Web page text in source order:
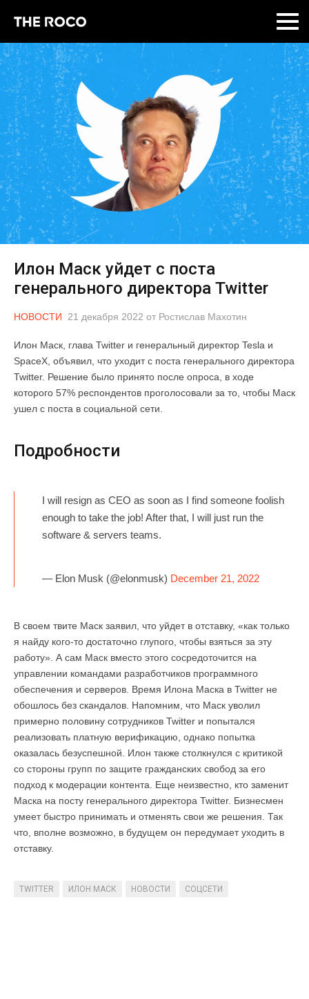
Илон Маск уйдет с поста
генерального директора Twitter
НОВОСТИ 21 декабря 2022 от Ростислав Махотин
Илон Маск, глава Twitter и генеральный директор Tesla и
SpaceX, объявил, что уходит с поста генерального директора
Twitter. Решение было принято после опроса, в ходе
которого 57% респондентов проголосовали за то, чтобы Маск
ушел с поста в социальной сети.
Подробности
I will resign as CEO as soon as I find someone foolish
enough to take the job! After that, I will just run the
software & servers teams.
— Elon Musk (@elonmusk) December 21, 2022
В своем твите Маск заявил, что уйдет в отставку, «как только
я найду кого-то достаточно глупого, чтобы взяться за эту
работу». А сам Маск вместо этого сосредоточится на
управлении командами разработчиков программного
обеспечения и серверов. Время Илона Маска в Twitter не
обошлось без скандалов. Напомним, что Маск уволил
примерно половину сотрудников Twitter и попытался
реализовать платную верификацию, однако попытка
оказалась безуспешной. Илон также столкнулся с критикой
со стороны групп по защите гражданских свобод за его
подход к модерации контента. Еще неизвестно, кто заменит
Маска на посту генерального директора Twitter. Бизнесмен
умеет быстро принимать и отменять свои же решения. Так
что, вполне возможно, в будущем он передумает уходить в
отставку.
TWITTER ИЛОН МАСК НОВОСТИ СОЦСЕТИ